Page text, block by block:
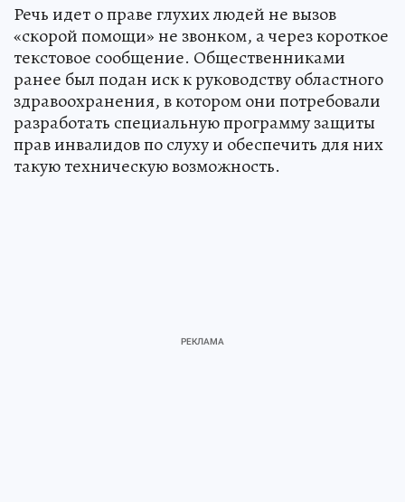
Речь идет о праве глухих людей не вызов
«скорой помощи» не звонком, а через короткое
текстовое сообщение. Общественниками
ранее был подан иск к руководству областного
здравоохранения, в котором они потребовали
разработать специальную программу защиты
прав инвалидов по слуху и обеспечить для них
такую техническую возможность.